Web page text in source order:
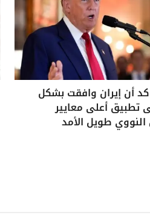
أن إيران وافقت بشكل
تطبيق أعلى معايير
طويل الأمد